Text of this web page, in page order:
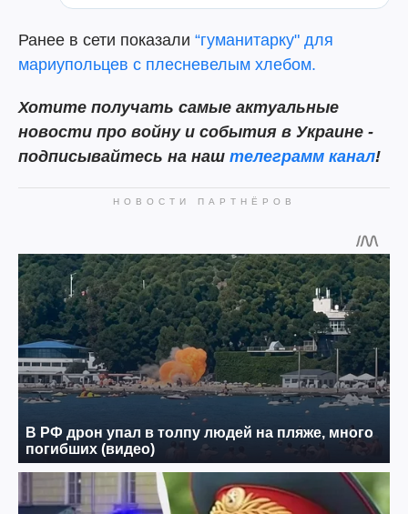
Ранее в сети показали “гуманитарку" для
мариупольцев с плесневелым хлебом.
Хотите получать самые актуальные
новости про войну и события в Украине -
подписывайтесь на наш телеграмм канал!